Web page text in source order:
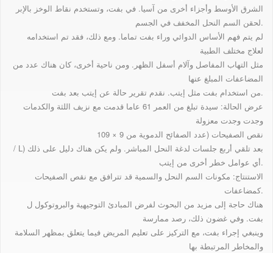
الشرق الأوسط وأجزاء أخرى من آسيا. في بفت، وتستخدم نقاط الوخز بالإبر
لحقن السم النحل المخفف في الجسم.
لم يتم فهم الأساس الدوائي وراء بفت تماما. ومع ذلك، فقد تم استخدامه
لعلاج مختلف الطبية
مثل التهاب المفاصل وآلام أسفل الظهر. ومن ناحية أخرى، كان هناك عدد من
المضاعفات المبلغ عنها
من استخدام بفت مثل إيتب. نقدم تقرير حالة عن إيتب بعد بفت.
عرض الحالة: سيدة تبلغ من العمر 61 عاما قدمت مع نزيف اللثة والكدمات
وجدت وجدت معزولة
نقص الصفيحات (عدد الصفائح الدموية من 9 × 109
/ L) بعد تلقي أربع جلسات لدغة النحل المباشر. ولم يكن هناك دليل على ذلك
أي عوامل خطر أخرى من إيتب.
الاستنتاج: مكونات السم النحل والسمية قد تترافق مع نقص الصفيحات
كمضاعفات.
هناك حاجة إلى مزيد من البحوث لفرض المبادئ التوجيهية والبروتوكول ل
بفت. وفي غضون ذلك، رصد ممارسة
وينبغي إجراء بفت، مع التركيز على تعليم المريض فيما يتعلق بمظهر السلامة
والمخاطر المرتبطة بها